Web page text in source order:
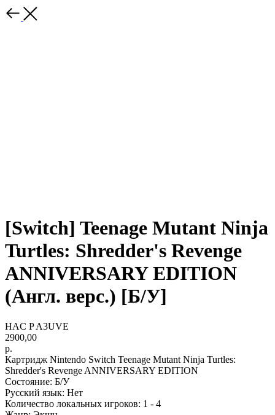
[Switch] Teenage Mutant Ninja
Turtles: Shredder's Revenge
ANNIVERSARY EDITION
(Англ. верс.) [Б/У]
HAC P A3UVE
2900,00
р.
Картридж Nintendo Switch Teenage Mutant Ninja Turtles:
Shredder's Revenge ANNIVERSARY EDITION
Состояние: Б/У
Русский язык: Нет
Количество локальных игроков: 1 - 4